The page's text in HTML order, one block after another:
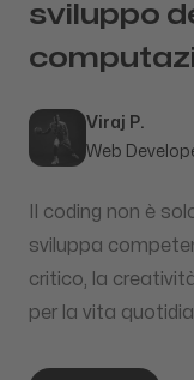
sviluppo
Published
AuthorViraj P.
Web
Il coding non è
sviluppa
critico, la
per la vita